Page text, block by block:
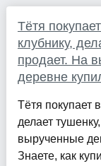
Тётя
клубнику,
продает. На
деревне
Тётя покупает
делает
вырученные
Знаете, как